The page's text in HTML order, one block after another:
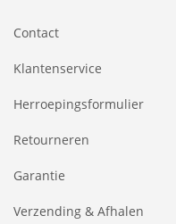
Contact
Klantenservice
Herroepingsformulier
Retourneren
Garantie
Verzending & Afhalen